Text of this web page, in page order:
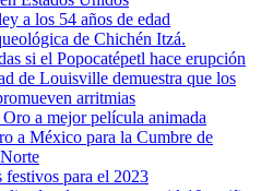
a los 54 años de edad
de Chichén Itzá.
si el Popocatépetl hace erupción
de Louisville demuestra que los
arritmias
a mejor película animada
a México para la Cumbre de
festivos para el 2023